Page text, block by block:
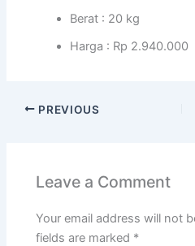
Berat : 20 kg
Harga : Rp 2.940.000
PREVIOUS
Leave a Comment
Your email address will not
fields are marked *